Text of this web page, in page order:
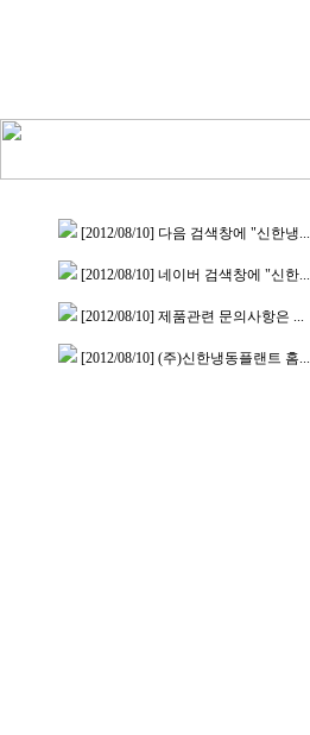
[2012/08/10] 다음 검색창에 "신한냉...
[2012/08/10] 네이버 검색창에 "신한...
[2012/08/10] 제품관련 문의사항은 ...
[2012/08/10] (주)신한냉동플랜트 홈...